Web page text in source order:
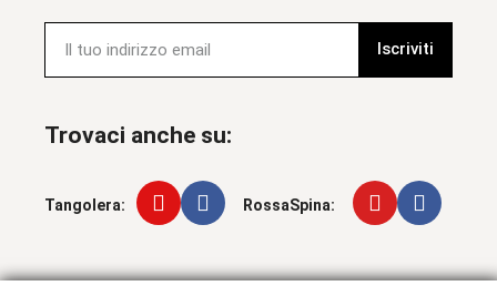
Iscriviti
Trovaci anche su:
Tangolera: RossaSpina: